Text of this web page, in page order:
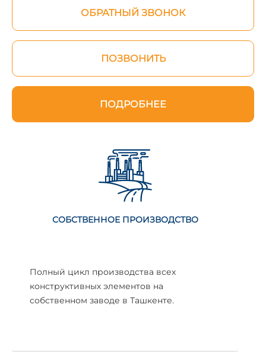
ОБРАТНЫЙ ЗВОНОК
ПОЗВОНИТЬ
ПОДРОБНЕЕ
СОБСТВЕННОЕ ПРОИЗВОДСТВО
Полный цикл производства всех
конструктивных элементов на
собственном заводе в Ташкенте.